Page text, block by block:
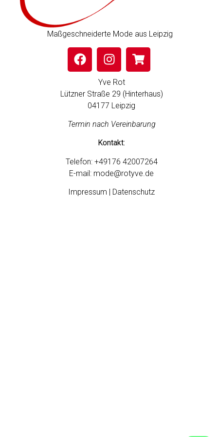
Maßgeschneiderte Mode aus Leipzig
Yve Rot
Lützner Straße 29 (Hinterhaus)
04177 Leipzig
Termin nach Vereinbarung
Kontakt:
Telefon: +49176 42007264
E-mail: mode@rotyve.de
Impressum | Datenschutz